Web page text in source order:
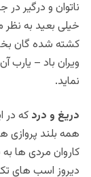
ناتوان و درگیر در
خیلی بعید به
کشته شده گان
ویران باد – یارب
نماید.
دریغ و درد که در
همه بلند پروازی
کاروان مردی ها به
دیروز اسب های تک